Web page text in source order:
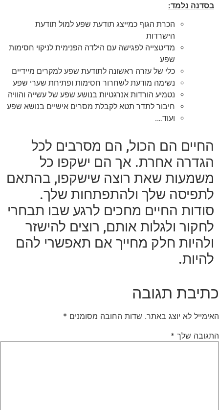
בסדנה נלמד:
הכרת הגוף כמייצג תודעת שפע למול תודעת
הישרדות
מדיטצייה לפגישה עם הילדה הפנימית לניקוי חסימות
שפע
כלי של עזרה ראשונה לתודעת שפע למקרים מיידיים
נשימה מודעת לשחרור חסימות ופתיחת שערי שפע
נטמיע הורדות אנרגטיות בנושע שפע של עשייה והוויה
חיבור לתדר תטא לקבלת מסרים אישיים בנושא שפע
ועוד….
החיים הם הכול, הם מסרבים לכל
הגדרה אחרת. אך הם ישקפו כל
משמעות שאת רוצה שישקפו, בהתאם
לתפיסה שלך ולהתפתחות שלך.
סודות החיים מחכים לרגע שבו תבחרי
לחקור ולגלות אותם, רוצים להישזר
ולהיות חלק מחייך אם תאפשרי להם
להיות.
כתיבת תגובה
האימייל לא יוצג באתר. שדות החובה מסומנים *
התגובה שלך *